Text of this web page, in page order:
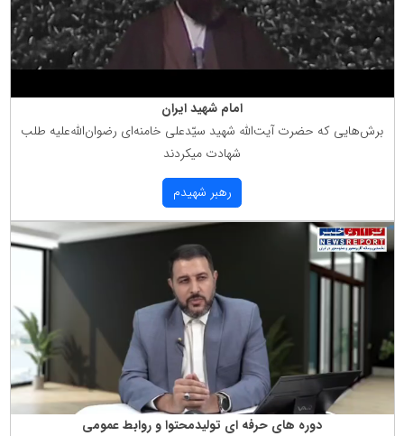
امام شهید ایران
برش‌هایی كه حضرت آیت‌الله شهید سیّدعلی خامنه‌ای رضوان‌الله‌علیه طلب
شهادت میكردند
رهبر شهیدم
دوره های حرفه ای تولیدمحتوا و روابط عمومی